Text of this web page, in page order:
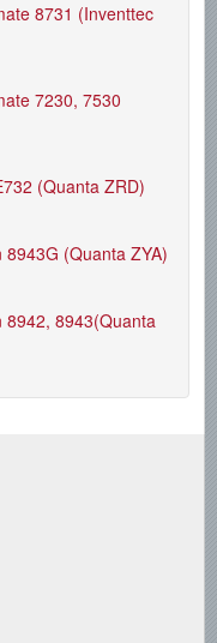
8731 (Inventtec
7230, 7530
(Quanta ZRD)
(Quanta ZYA)
8942, 8943(Quanta